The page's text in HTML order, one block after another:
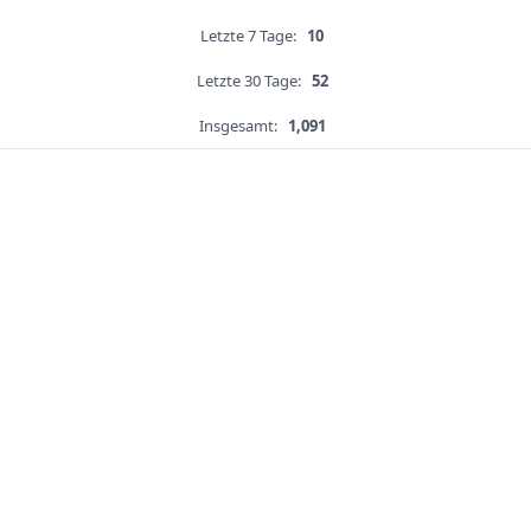
Letzte 7 Tage: 10
Letzte 30 Tage: 52
Insgesamt: 1,091